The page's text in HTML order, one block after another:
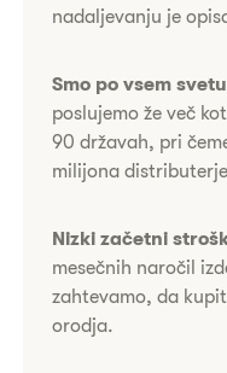
nadaljevanju je
​​​​​Smo po vsem
poslujemo že več
90 državah, pri
milijona
Nizki začetni
mesečnih naročil
zahtevamo, da
orodja.